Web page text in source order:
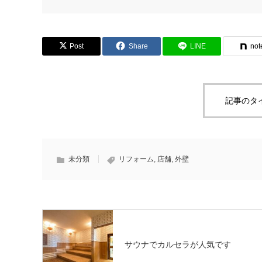
Post Share LINE
記事のタ
未分類 リフォーム, 店舗, 外壁
サウナでカルセラが人気です